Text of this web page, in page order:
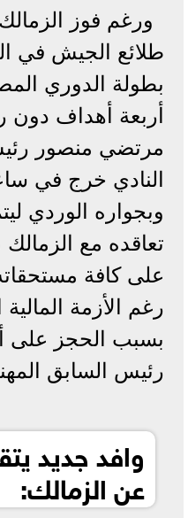
ورغم فوز
طلائع الجيش في
بطولة الدوري
أربعة أهداف دون
مرتضي منصور
النادي خرج في
وبجواره الوردي
تعاقده مع
على كافة
رغم الأزمة
بسبب الحجز على
رئيس السابق
وافد جديد
عن الزمالك: